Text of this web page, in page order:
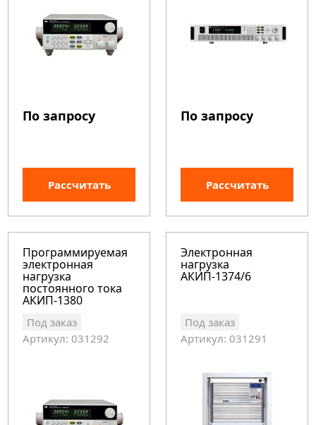
По запросу
Рассчитать
По запросу
Рассчитать
Программируемая
электронная
нагрузка
постоянного тока
АКИП-1380
Под заказ
Артикул: 031292
Электронная
нагрузка
АКИП-1374/6
Под заказ
Артикул: 031291